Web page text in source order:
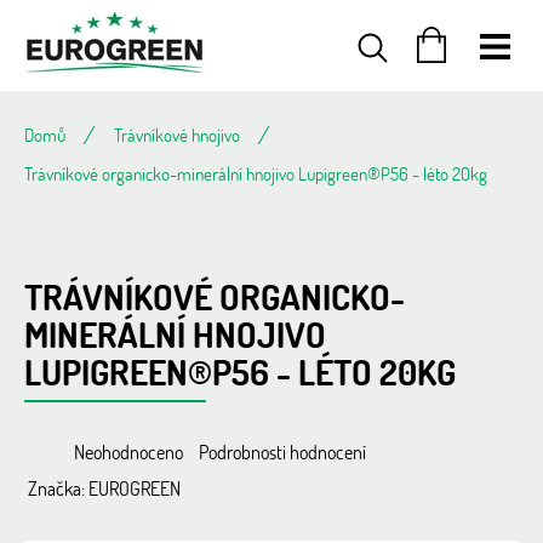
obsah
Domů
Trávníkové hnojivo
Trávníkové organicko-minerální hnojivo Lupigreen®P56 - léto 20kg
TRÁVNÍKOVÉ ORGANICKO-
MINERÁLNÍ HNOJIVO
LUPIGREEN®P56 - LÉTO 20KG
Průměrné
hodnocení
Neohodnoceno
Podrobnosti hodnocení
Značka:EUROGREEN